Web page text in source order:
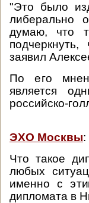
"Это было
либерально
думаю, что
заявил
По его
является
российско-
ЭХО Москвы:
Что такое
любых
именно с
дипломата в